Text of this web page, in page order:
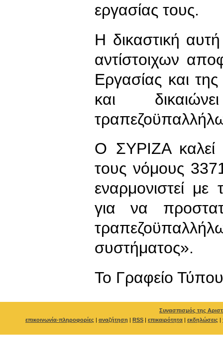
εργασίας τους.
Η δικαστική
αντίστοιχων
Εργασίας και
και
Ο ΣΥΡΙΖΑ καλεί
τους νόμους
εναρμονιστεί
για να
συστήματος».
To Γραφείο Τύπου
Συνασπισμός της
επικοινωνία-πληροφορίες | αναζήτηση | RSS | επικαιρότητα | εκδηλώσεις |